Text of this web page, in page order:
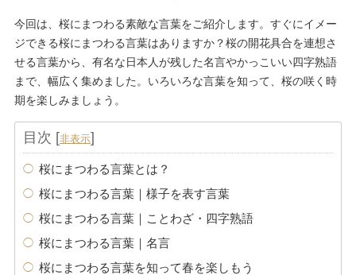
今回は、桜にまつわる素敵な言葉をご紹介します。すぐにイメー
ジできる桜にまつわる言葉はありますか？桜の開花具合を連想さ
せる言葉から、有名な日本人が残した名言やかっこいい四字熟語
まで、幅広く集めました。いろいろな言葉を知って、桜の咲く時
期を楽しみましょう。
目次 [非表示]
桜にまつわる言葉とは？
桜にまつわる言葉｜様子を表す言葉
桜にまつわる言葉｜ことわざ・四字熟語
桜にまつわる言葉｜名言
桜にまつわる言葉を知って春を楽しもう